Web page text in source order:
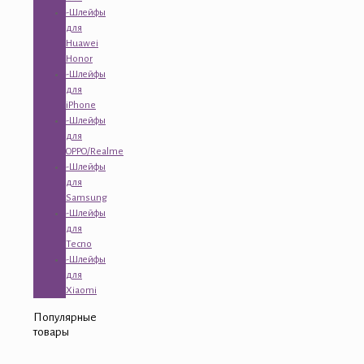
-Шлейфы
для
Huawei
Honor
-Шлейфы
для
iPhone
-Шлейфы
для
OPPO/Realme
-Шлейфы
для
Samsung
-Шлейфы
для
Tecno
-Шлейфы
для
Xiaomi
Популярные
товары